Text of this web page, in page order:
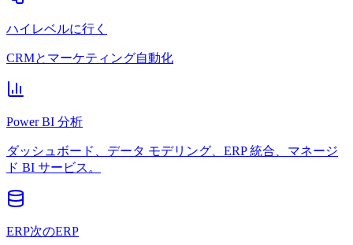
ハイレベルに行く
CRMとマーケティング自動化
Power BI 分析
ダッシュボード、データ モデリング、ERP 統合、マネージ
ド BI サービス。
ERP次のERP